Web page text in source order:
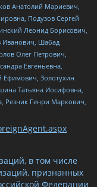
Анатолий Мариевич,
Подузов Сергей
Леонид Борисович,
Иванович, Шабад
Олег Петрович,
Евгеньевна,
Ефимович, Золотухин
Татьяна Иосифовна,
Резник Генри Маркович,
в том числе
признанных
Федерации